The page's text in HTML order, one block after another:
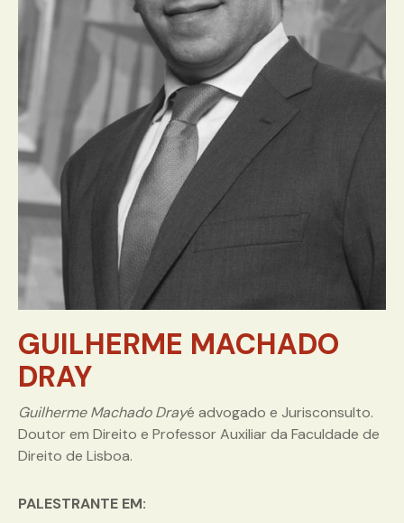
GUILHERME MACHADO
DRAY
Guilherme Machado Drayé advogado e Jurisconsulto.
Doutor em Direito e Professor Auxiliar da Faculdade de
Direito de Lisboa.
PALESTRANTE EM: